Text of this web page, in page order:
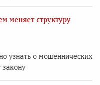
меняет структуру
узнать о мошеннических
закону